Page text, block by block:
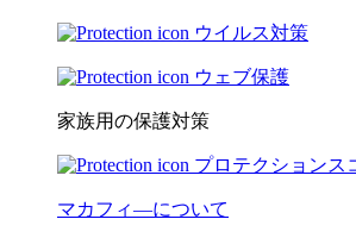
ウイルス対策
ウェブ保護
家族用の保護対策
プロテクションス
マカフィ―について